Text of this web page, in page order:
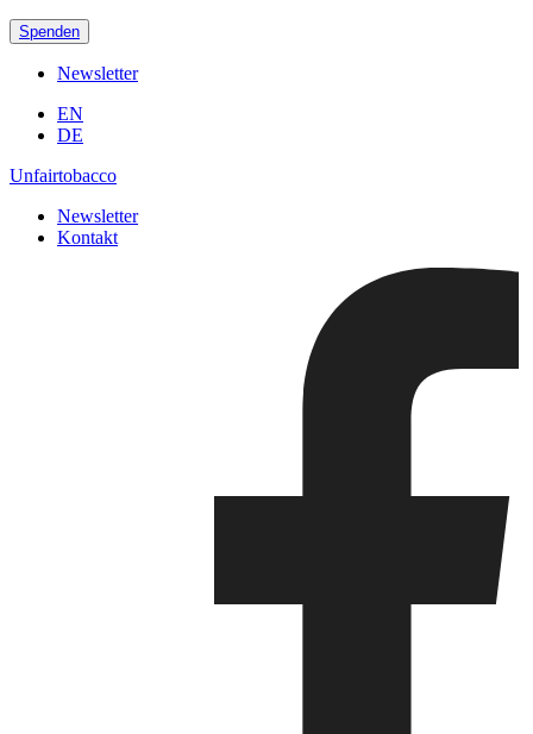
Spenden
Newsletter
EN
DE
Unfairtobacco
Newsletter
Kontakt